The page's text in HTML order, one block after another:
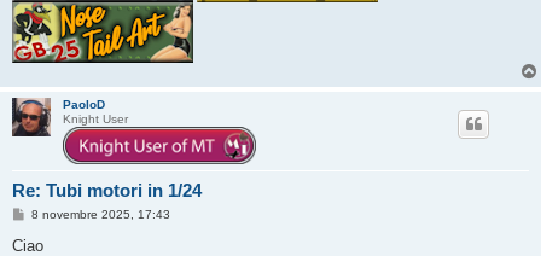
PaoloD
Knight User
Re: Tubi motori in 1/24
M
s
8 novembre 2025, 17:43
Ciao